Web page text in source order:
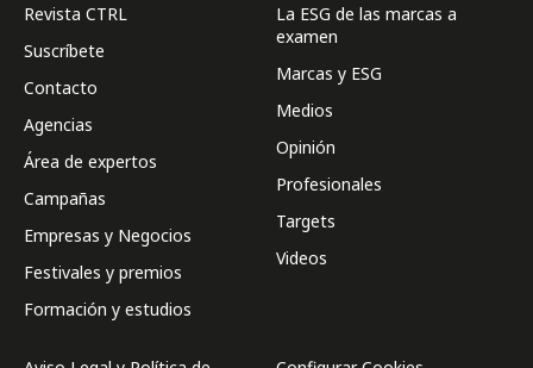
Revista CTRL
Suscríbete
Contacto
Agencias
Área de expertos
Campañas
Empresas y Negocios
Festivales y premios
Formación y estudios
La ESG de las marcas a
examen
Marcas y ESG
Medios
Opinión
Profesionales
Targets
Videos